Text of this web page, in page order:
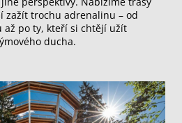
zažít trochu adrenalinu – od
až po ty, kteří si chtějí užít
ducha.